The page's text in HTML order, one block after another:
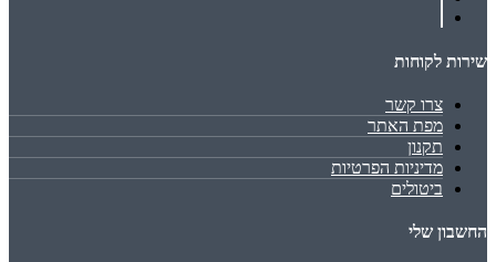
שירות לקוחות
צרו קשר
מפת האתר
תקנון
מדיניות הפרטיות
ביטולים
החשבון שלי